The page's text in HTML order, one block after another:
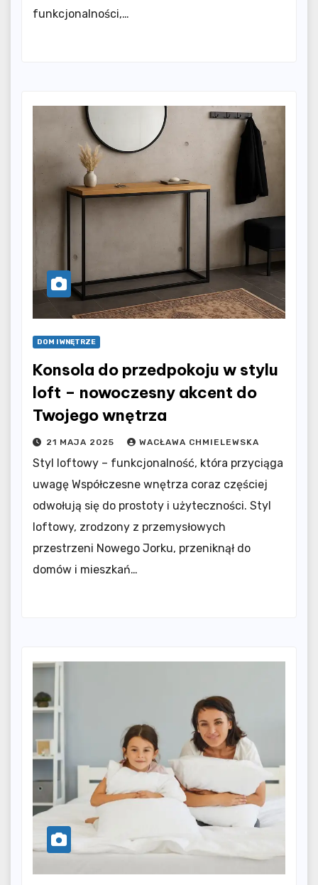
funkcjonalności,…
DOM I WNĘTRZE
Konsola do przedpokoju w stylu
loft – nowoczesny akcent do
Twojego wnętrza
21 MAJA 2025 WACŁAWA CHMIELEWSKA
Styl loftowy – funkcjonalność, która przyciąga
uwagę Współczesne wnętrza coraz częściej
odwołują się do prostoty i użyteczności. Styl
loftowy, zrodzony z przemysłowych
przestrzeni Nowego Jorku, przeniknął do
domów i mieszkań…